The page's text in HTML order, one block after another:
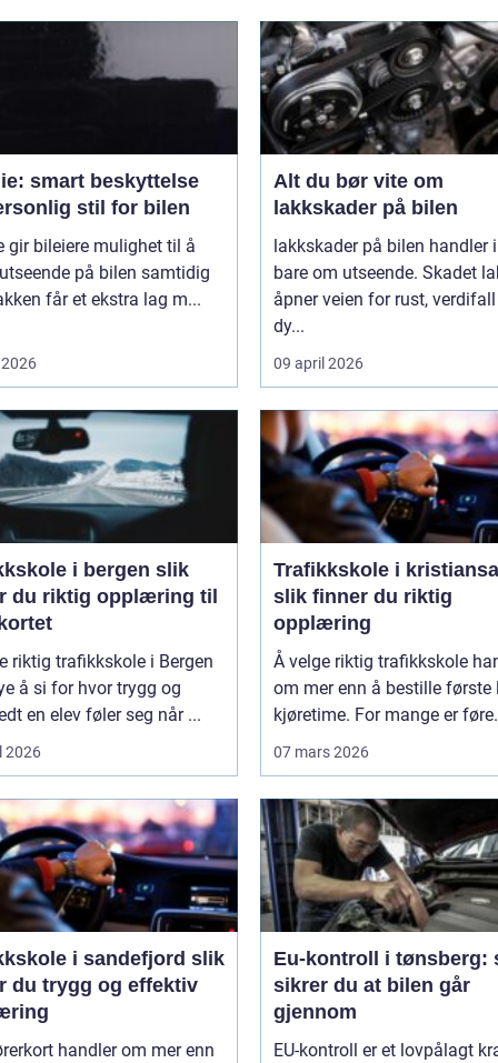
smart beskyttelse
stil for bilen
gir bileiere mulighet til å
på bilen samtidig
får et ekstra lag m...
Alt du bør vite om
lakkskader på bilen
lakkskader på bilen handler
bare om utseende. Skadet
åpner veien for rust,
dy...
09 april 2026
i bergen slik
du riktig opplæring til
riktig trafikkskole i Bergen
å si for hvor trygg og
en elev føler seg når ...
2026
Trafikkskole i
slik finner du riktig
opplæring
Å velge riktig trafikkskole
om mer enn å bestille første
kjøretime. For mange er
07 mars 2026
i sandefjord slik
du trygg og effektiv
handler om mer enn
Eu-kontroll i tønsberg:
sikrer du at bilen går
gjennom
EU-kontroll er et lovpålagt